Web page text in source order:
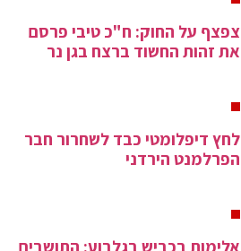
צפצף על החוק: ח"כ טיבי פרסם
את זהות החשוד ברצח בגן נר
לחץ דיפלומטי כבד לשחרור חבר
הפרלמנט הירדני